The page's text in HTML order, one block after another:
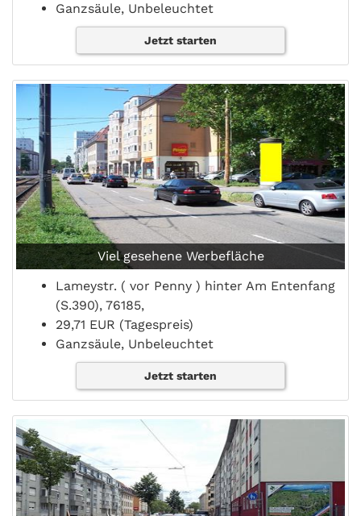
Ganzsäule, Unbeleuchtet
Jetzt starten
Viel gesehene Werbefläche
Lameystr. ( vor Penny ) hinter Am Entenfang
(S.390), 76185,
29,71 EUR (Tagespreis)
Ganzsäule, Unbeleuchtet
Jetzt starten